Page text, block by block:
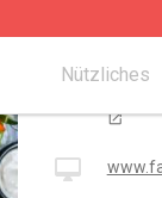
Nützliches
open_in_new
desktop_mac